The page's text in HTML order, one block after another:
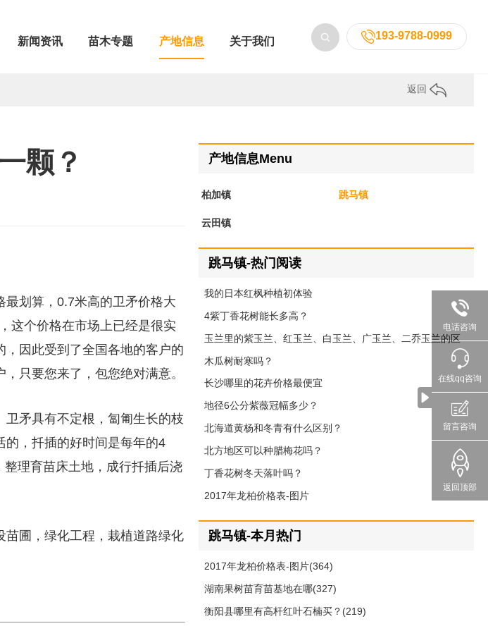
193-9788-0999
新闻资讯 苗木专题 产地信息 关于我们
电话咨询
在线qq咨询
留言咨询
返回顶部
返回
颗？
划算，0.7米高的卫矛价格大
这个价格在市场上已经是很实
因此受到了全国各地的客户的
只要您来了，包您绝对满意。
矛具有不定根，匐匍生长的枝
的，扦插的好时间是每年的4
理育苗床土地，成行扦插后浇
圃，绿化工程，栽植道路绿化
产地信息Menu
柏加镇 跳马镇
云田镇
跳马镇-热门阅读
我的日本红枫种植初体验
4紫丁香花树能长多高？
玉兰里的紫玉兰、红玉兰、白玉兰、广玉兰、二乔玉兰的区
别
木瓜树耐寒吗？
长沙哪里的花卉价格最便宜
地径6公分紫薇冠幅多少？
北海道黄杨和冬青有什么区别？
北方地区可以种腊梅花吗？
丁香花树冬天落叶吗？
2017年龙柏价格表-图片
跳马镇-本月热门
2017年龙柏价格表-图片(364)
湖南果树苗育苗基地在哪(327)
衡阳县哪里有高杆红叶石楠买？(219)